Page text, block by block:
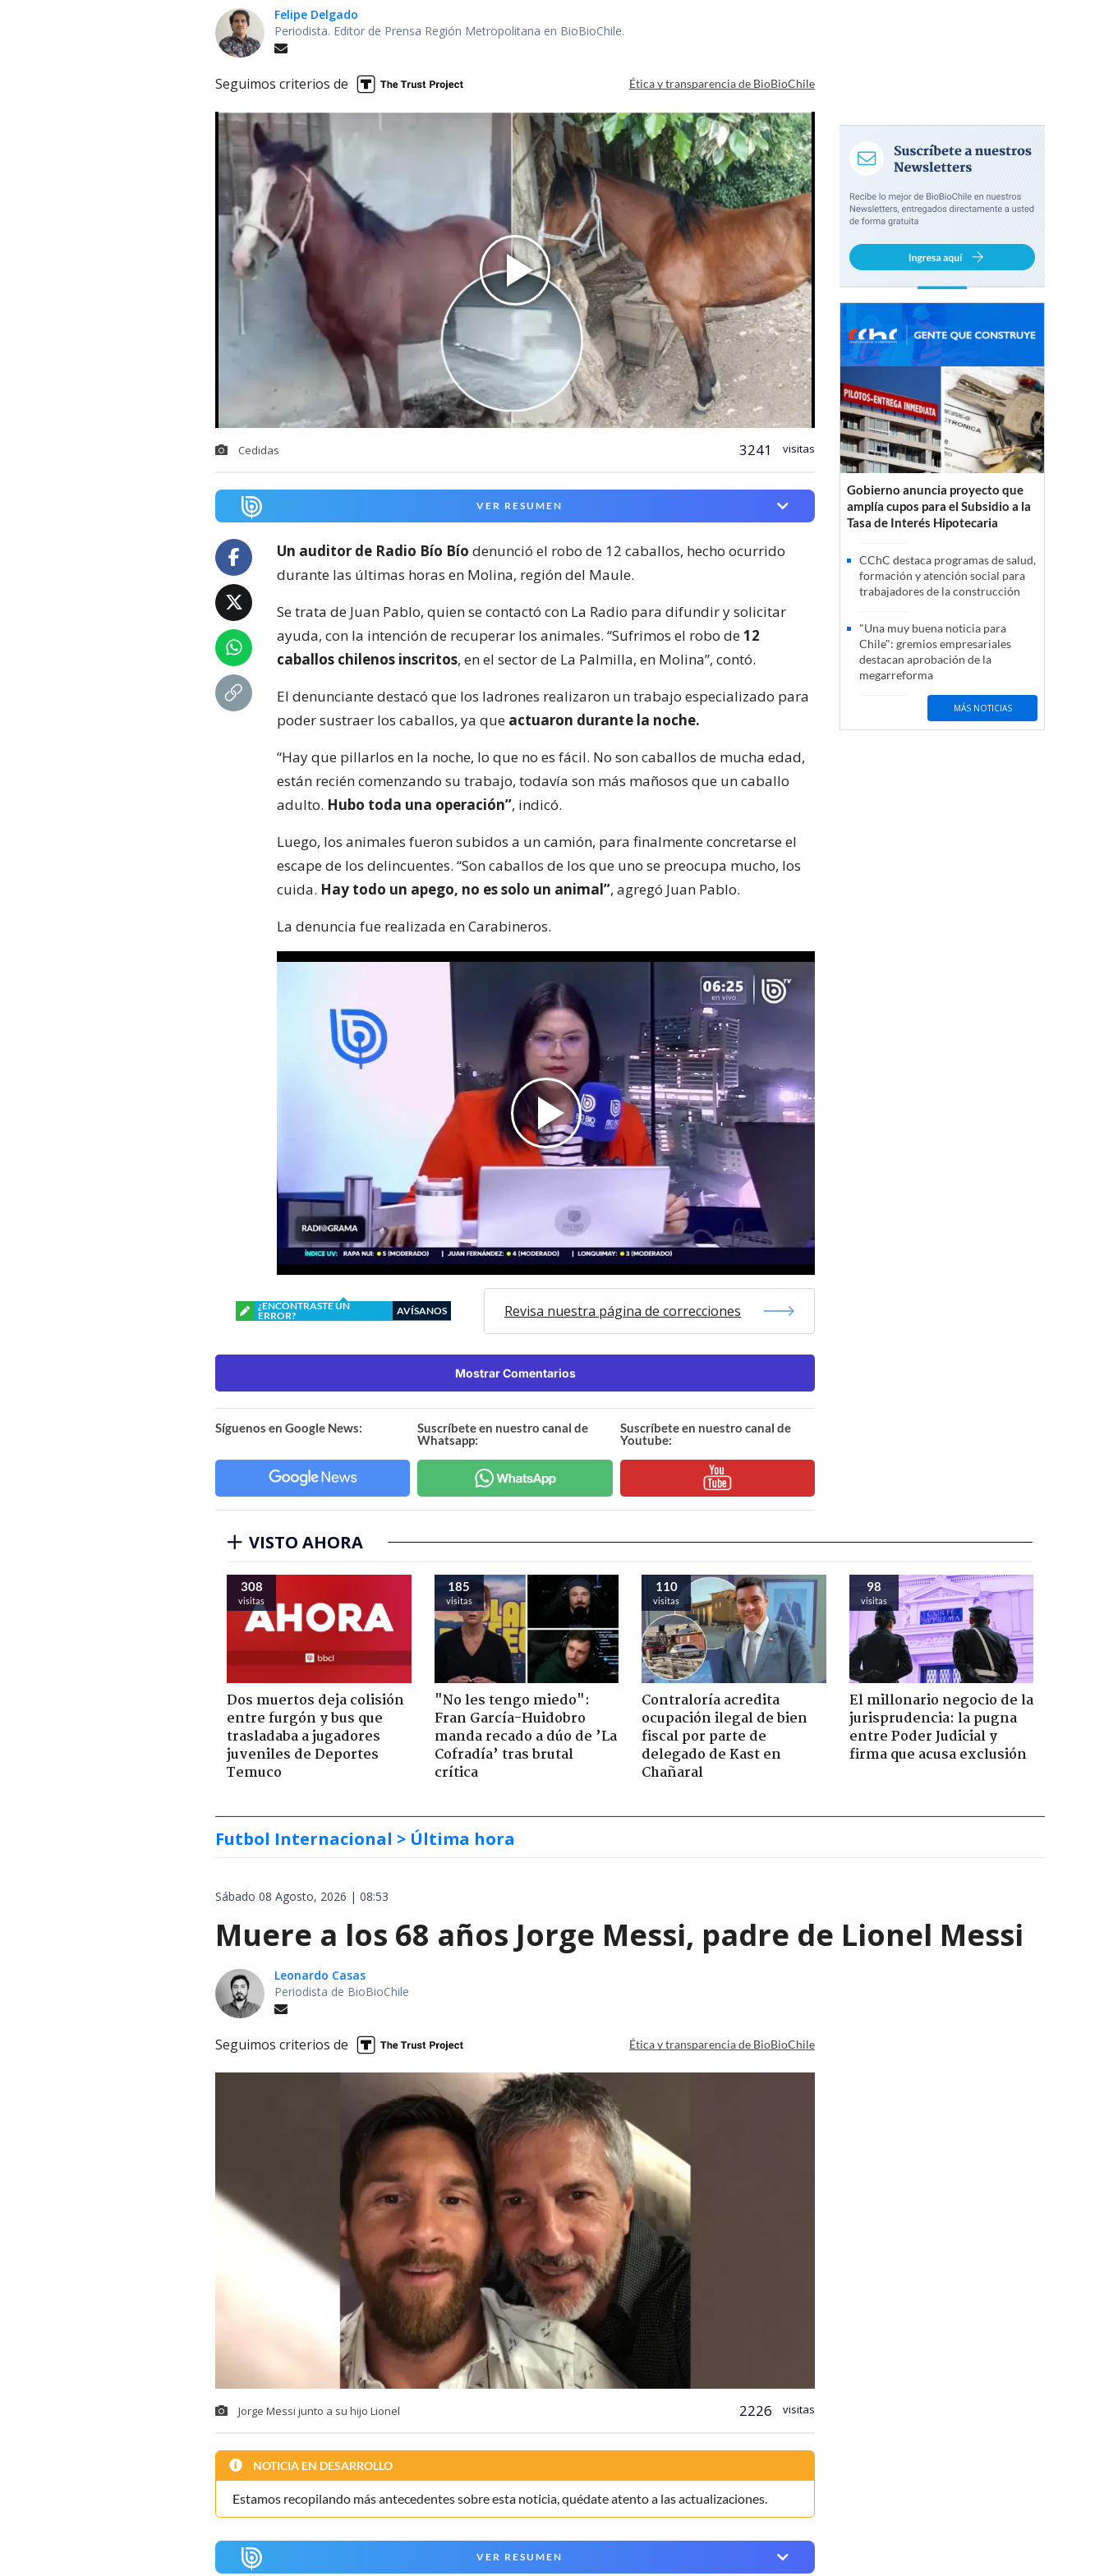
Felipe Delgado
Periodista. Editor de Prensa Región Metropolitana en BioBioChile.
Seguimos criterios de Ética y transparencia de BioBioChile
Cedidas 3241 visitas
VER RESUMEN
Un auditor de Radio Bío Bío denunció el robo de 12 caballos, hecho ocurrido
durante las últimas horas en Molina, región del Maule.
Se trata de Juan Pablo, quien se contactó con La Radio para difundir y solicitar
ayuda, con la intención de recuperar los animales. “Sufrimos el robo de12
caballos chilenos inscritos, en el sector de La Palmilla, en Molina”, contó.
El denunciante destacó que los ladrones realizaron un trabajo especializado para
poder sustraer los caballos, ya que actuaron durante la noche.
“Hay que pillarlos en la noche, lo que no es fácil. No son caballos de mucha edad,
están recién comenzando su trabajo, todavía son más mañosos que un caballo
adulto. Hubo toda una operación”, indicó.
Luego, los animales fueron subidos a un camión, para finalmente concretarse el
escape de los delincuentes. “Son caballos de los que uno se preocupa mucho, los
cuida. Hay todo un apego, no es solo un animal”, agregó Juan Pablo.
La denuncia fue realizada en Carabineros.
¿ENCONTRASTE UN
ERROR?
AVÍSANOS Revisa nuestra página de correcciones
Mostrar Comentarios
Síguenos en Google News:
Suscríbete en nuestro canal de
Whatsapp:
Suscríbete en nuestro canal de
Youtube:
Gobierno anuncia proyecto que
amplía cupos para el Subsidio a la
Tasa de Interés Hipotecaria
CChC destaca programas de salud,
formación y atención social para
trabajadores de la construcción
"Una muy buena noticia para
Chile": gremios empresariales
destacan aprobación de la
megarreforma
MÁS NOTICIAS
VISTO AHORA
308
visitas
Dos muertos deja colisión
entre furgón y bus que
trasladaba a jugadores
juveniles de Deportes
Temuco
185
visitas
"No les tengo miedo":
Fran García-Huidobro
manda recado a dúo de ’La
Cofradía’ tras brutal
crítica
110
visitas
Contraloría acredita
ocupación ilegal de bien
fiscal por parte de
delegado de Kast en
Chañaral
98
visitas
El millonario negocio de la
jurisprudencia: la pugna
entre Poder Judicial y
firma que acusa exclusión
Futbol Internacional > Última hora
Sábado 08 Agosto, 2026 | 08:53
Muere a los 68 años Jorge Messi, padre de Lionel Messi
Leonardo Casas
Periodista de BioBioChile
Seguimos criterios de Ética y transparencia de BioBioChile
Jorge Messi junto a su hijo Lionel 2226 visitas
NOTICIA EN DESARROLLO
Estamos recopilando más antecedentes sobre esta noticia, quédate atento a las actualizaciones.
VER RESUMEN